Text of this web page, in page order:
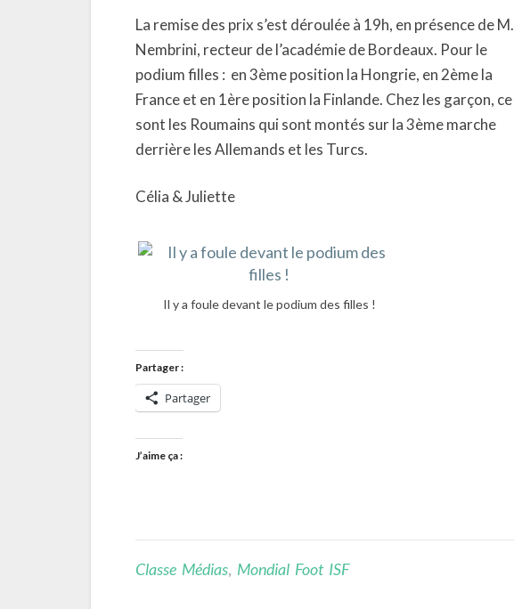
La remise des prix s’est déroulée à 19h, en présence de M.
Nembrini, recteur de l’académie de Bordeaux. Pour le
podium filles : en 3ème position la Hongrie, en 2ème la
France et en 1ère position la Finlande. Chez les garçon, ce
sont les Roumains qui sont montés sur la 3ème marche
derrière les Allemands et les Turcs.
Célia & Juliette
Il y a foule devant le podium des filles !
Partager :
Partager
J’aime ça :
Classe Médias, Mondial Foot ISF